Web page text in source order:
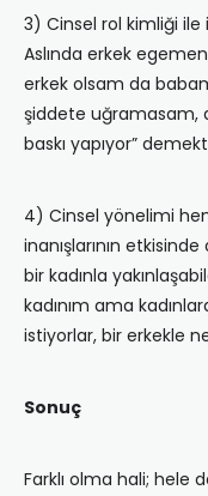
3) Cinsel rol kimliği ile
Aslında erkek
erkek olsam da
şiddete uğramasam,
baskı yapıyor”
4) Cinsel yönelimi
inanışlarının
bir kadınla
kadınım ama
istiyorlar, bir erkekle
Sonuç
Farklı olma hali; hele